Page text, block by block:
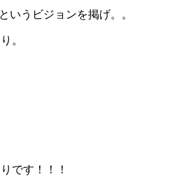
いうビジョンを掲げ。。
。
です！！！